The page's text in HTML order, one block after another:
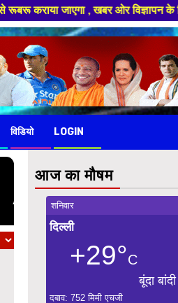
, खबर ओर विज्ञापन के लिए संपर्क
विडियो LOGIN
आज का मौषम
शनिवार
दिल्ली
+29°C
बूंदा बांदी
दबाव: 752 मिमी एचजी